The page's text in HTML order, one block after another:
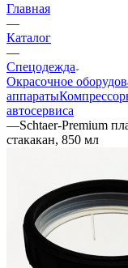
Главная
—
Каталог
—
Спецодежда
Окрасочное
аппараты
автосервиса
—Schtaer-Premium
стакакан, 850 мл